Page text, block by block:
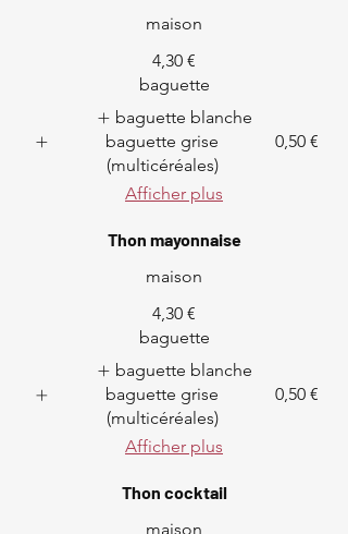
maison
4,30 €
baguette
baguette blanche
baguette grise
(multicéréales)
0,50 €
Afficher plus
Thon mayonnaise
maison
4,30 €
baguette
baguette blanche
baguette grise
(multicéréales)
0,50 €
Afficher plus
Thon cocktail
maison